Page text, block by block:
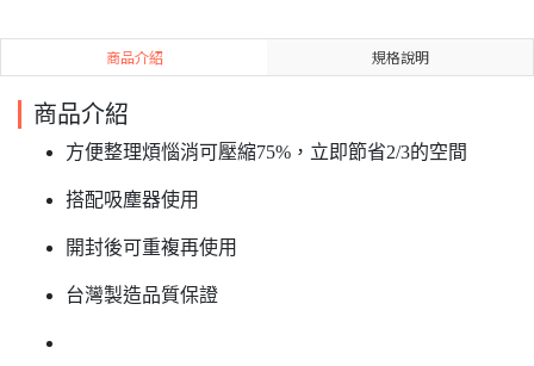
商品介紹 規格說明
商品介紹
方便整理煩惱消可壓縮75%，立即節省2/3的空間
搭配吸塵器使用
開封後可重複再使用
台灣製造品質保證